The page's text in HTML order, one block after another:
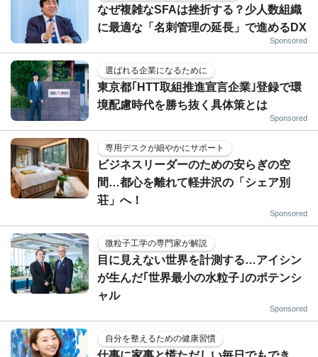
なぜ複雑なSFAは挫折する？少人数組織
に最適な「名刺管理の延長」で進めるDX
Sponsored
選ばれる企業になるために
東京都｢HTT取組推進宣言企業｣登録で環
境配慮時代を勝ち抜く具体策とは
Sponsored
専用デスクが細やかにサポート
ビジネスリーダーのための安らぎの空
間…都心を離れて軽井沢の「シェア別
荘」へ！
Sponsored
微粒子工学の専門家が解説
目に見えない世界を計測する…アイシン
が生んだ｢世界最小の水粒子｣のポテンシ
ャル
Sponsored
自分を整えるための健康習慣